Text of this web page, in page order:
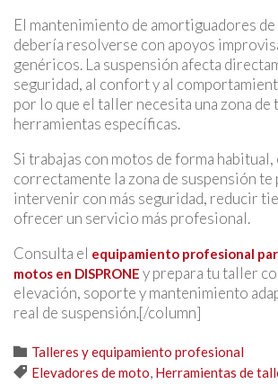
El mantenimiento de amortiguadores
debería resolverse con apoyos
genéricos. La suspensión afecta
seguridad, al confort y al
por lo que el taller necesita una zona de
herramientas específicas.
Si trabajas con motos de forma habitual,
correctamente la zona de suspensión te
intervenir con más seguridad, reducir
ofrecer un servicio más profesional.
Consulta el equipamiento profesional
motos en DISPRONE y prepara tu taller
elevación, soporte y mantenimiento
real de suspensión.[/column]
 Category
Talleres y equipamiento profesional
 Tags
Elevadores de moto, Herramientas de